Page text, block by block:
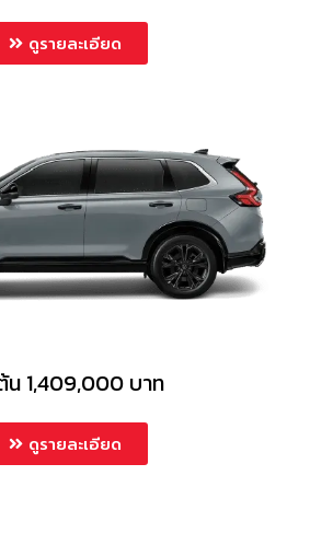
ดูรายละเอียด
น 1,409,000 บาท
ดูรายละเอียด